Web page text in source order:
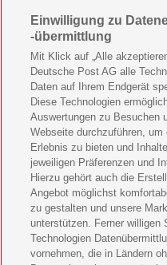
Wohnen & Garten
Mein schönes Land
Bild der Frau
11 Freunde Geschenkabo
LEGO Ninjago Magazin
Brigitte Geschenkabo
GEOlino Geschenkabo
Stern Crime Geschenkabo
Einwilligung zu
-übermittlung
Mit Klick auf „Alle
Deutsche Post AG alle
Daten auf Ihrem Endgerät
Diese Technologien
Auswertungen zu Besuchen
Webseite durchzuführen,
Erlebnis zu bieten und
jeweiligen Präferenzen und
Hierzu gehört auch die
Angebot möglichst
zu gestalten und unsere
unterstützen. Ferner willigen
Technologien
vornehmen, die in Ländern